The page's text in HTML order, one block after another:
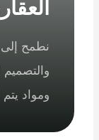
العقاري
نطمح إلى تقديم
والتصميم
ومواد يتم